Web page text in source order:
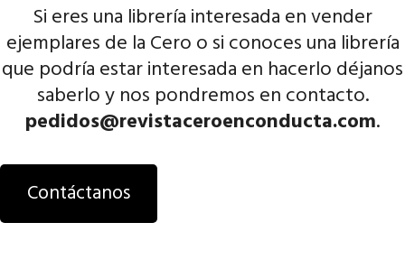
Si eres una librería interesada en vender
ejemplares de la Cero o si conoces una librería
que podría estar interesada en hacerlo déjanos
saberlo y nos pondremos en contacto.
pedidos@revistaceroenconducta.com.
Contáctanos